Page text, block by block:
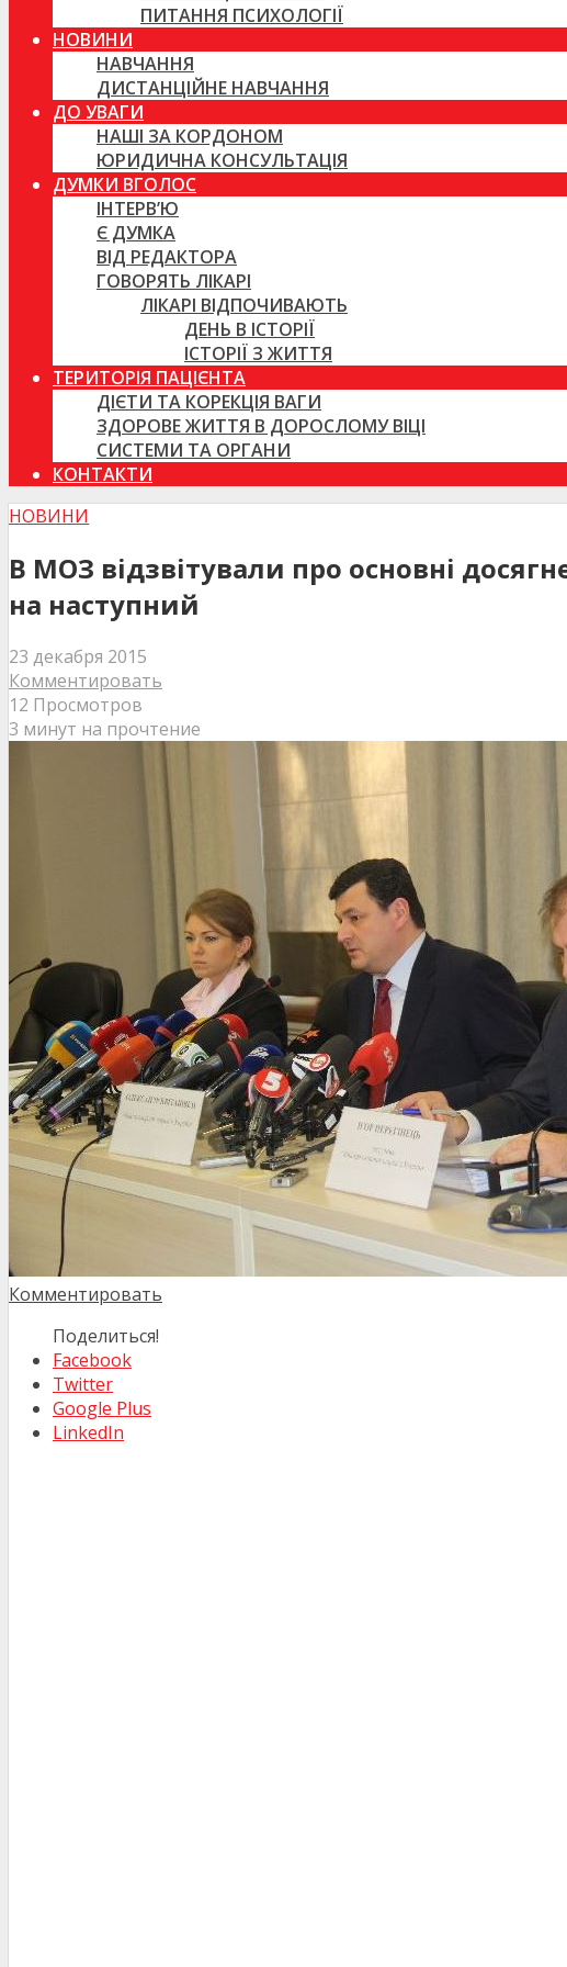
ПИТАННЯ ПСИХОЛОГІЇ
НОВИНИ
НАВЧАННЯ
ДИСТАНЦІЙНЕ НАВЧАННЯ
ДО УВАГИ
НАШІ ЗА КОРДОНОМ
ЮРИДИЧНА КОНСУЛЬТАЦІЯ
ДУМКИ ВГОЛОС
ІНТЕРВ’Ю
Є ДУМКА
ВІД РЕДАКТОРА
ГОВОРЯТЬ ЛІКАРІ
ЛІКАРІ ВІДПОЧИВАЮТЬ
ДЕНЬ В ІСТОРІЇ
ІСТОРІЇ З ЖИТТЯ
ТЕРИТОРІЯ ПАЦІЄНТА
ДІЄТИ ТА КОРЕКЦІЯ ВАГИ
ЗДОРОВЕ ЖИТТЯ В ДОРОСЛОМУ ВІЦІ
СИСТЕМИ ТА ОРГАНИ
КОНТАКТИ
НОВИНИ
В МОЗ відзвітували про основні
на наступний
23 декабря 2015
Комментировать
12 Просмотров
3 минут на прочтение
Комментировать
Поделиться!
Facebook
Twitter
Google Plus
LinkedIn